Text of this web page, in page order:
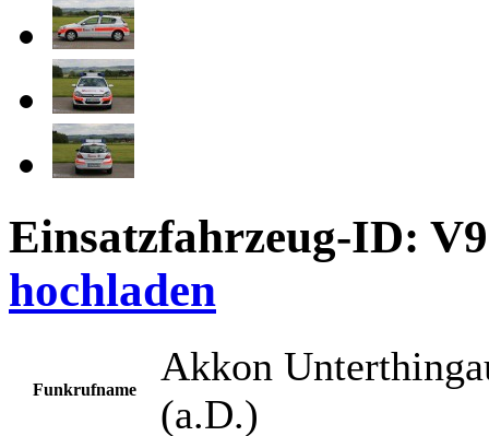
Einsatzfahrzeug-ID:
hochladen
Funkrufname
Akkon
(a.D.)